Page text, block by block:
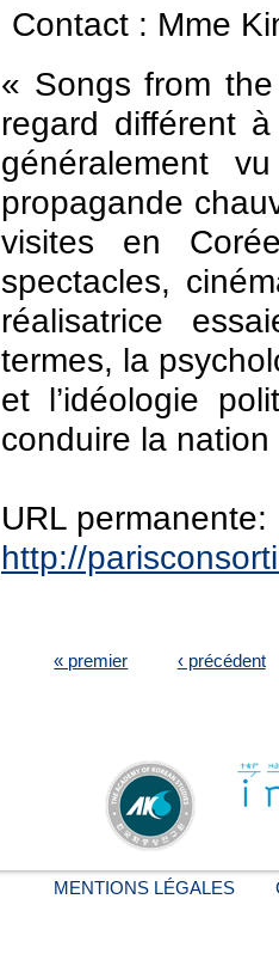
Contact : Mme
« Songs from
regard différent
généralement
propagande
visites en
spectacles,
réalisatrice
termes, la
et l’idéologie
conduire la
URL permanente:
http://
« premier ‹ précédent
MENTIONS LÉGALES